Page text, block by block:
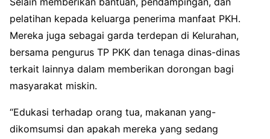
pelatihan kepada keluarga penerima manfaat PKH.
Mereka juga sebagai garda terdepan di Kelurahan,
bersama pengurus TP PKK dan tenaga dinas-dinas
terkait lainnya dalam memberikan dorongan bagi
masyarakat miskin.
“Edukasi terhadap orang tua, makanan yang-
dikomsumsi dan apakah mereka yang sedang